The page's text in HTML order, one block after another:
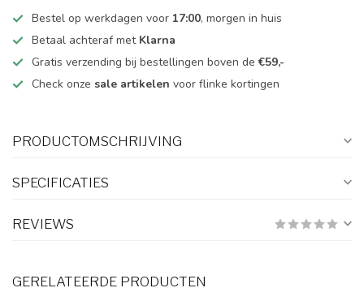
Bestel op werkdagen voor 17:00, morgen in huis
Betaal achteraf met Klarna
Gratis verzending bij bestellingen boven de€59,-
Check onze sale artikelen voor flinke kortingen
PRODUCTOMSCHRIJVING
SPECIFICATIES
REVIEWS
GERELATEERDE PRODUCTEN